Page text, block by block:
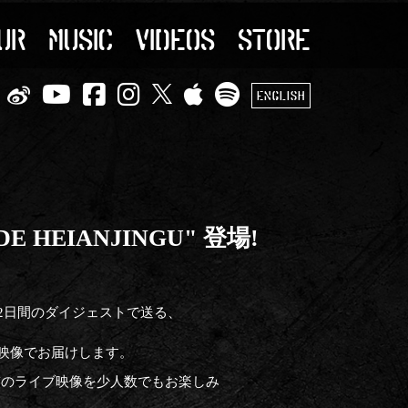
MUSIC VIDEOS STORE
ENGLISH
HEIANJINGU" 登場!
間のダイジェストで送る、
でお届けします。
ライブ映像を少人数でもお楽しみ